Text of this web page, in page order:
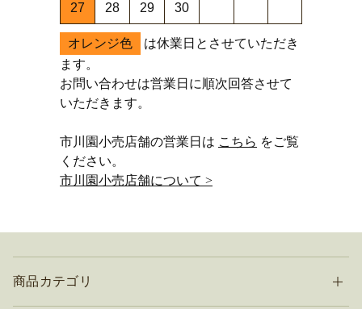
27 28 29 30
オレンジ色
は休業日とさせていただき
ます。
お問い合わせは営業日に順次回答させて
いただきます。
市川園小売店舗の営業日は こちら をご覧
ください。
市川園小売店舗について >
商品カテゴリ